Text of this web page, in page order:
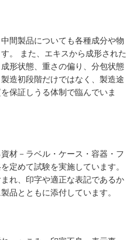
間製品についても各種成分や物
。 また、エキスから成形された
形状態、重さの偏り、分包状態
造初段階だけではなく、製造途
保証しうる体制で臨んでいま
材－ラベル・ケース・容器・フ
定めて試験を実施しています。
れ、印字や適正な表記であるか
品とともに添付しています。